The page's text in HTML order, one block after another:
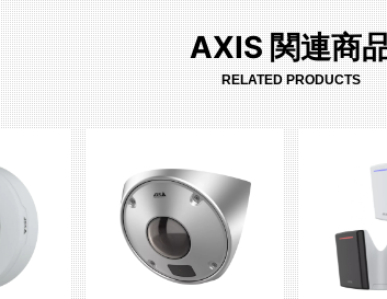
AXIS 関連商
RELATED PRODUCTS